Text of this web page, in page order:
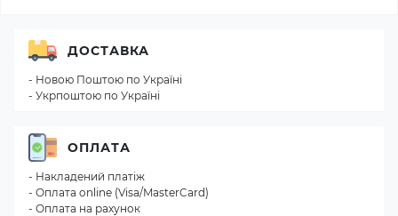
ДОСТАВКА
- Новою Поштою по Україні
- Укрпоштою по Україні
ОПЛАТА
- Накладений платіж
- Оплата online (Visa/MasterCard)
- Оплата на рахунок